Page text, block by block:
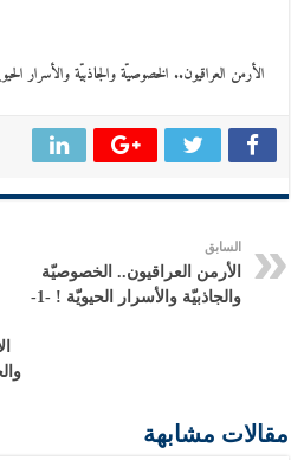
الأرمن العراقيون.. الخصوصيّة والجاذبيّة والأسرار
السابق
الأرمن العراقيون.. الخصوصيّة
والجاذبيّة والأسرار الحيويّة ! -1-
مقالات مشابهة